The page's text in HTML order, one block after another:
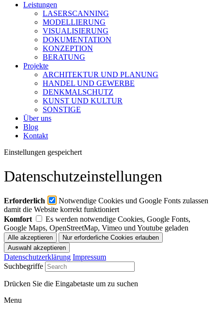
Leistungen
LASERSCANNING
MODELLIERUNG
VISUALISIERUNG
DOKUMENTATION
KONZEPTION
BERATUNG
Projekte
ARCHITEKTUR UND PLANUNG
HANDEL UND GEWERBE
DENKMALSCHUTZ
KUNST UND KULTUR
SONSTIGE
Über uns
Blog
Kontakt
Einstellungen gespeichert
Datenschutzeinstellungen
Erforderlich
Notwendige Cookies und Google Fonts zulassen
damit die Website korrekt funktioniert
Komfort
Es werden notwendige Cookies, Google Fonts,
Google Maps, OpenStreetMap, Vimeo und Youtube geladen
Datenschutzerklärung Impressum
Suchbegriffe
Drücken Sie die Eingabetaste um zu suchen
Menu